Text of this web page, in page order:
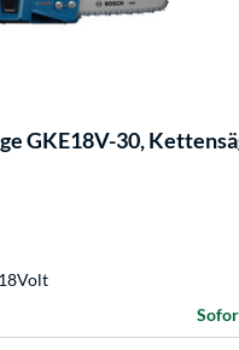
GKE18V-30,